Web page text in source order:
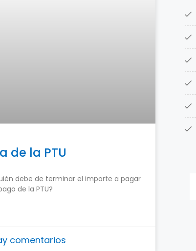
de la PTU
debe de terminar el importe a pagar
de la PTU?
comentarios